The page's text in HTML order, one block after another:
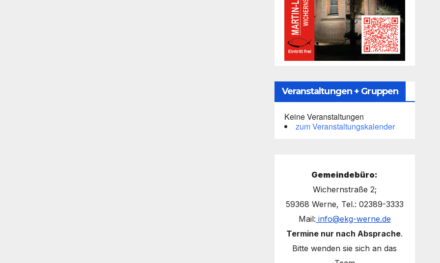
Veranstaltungen + Gruppen
Keine Veranstaltungen
zum Veranstaltungskalender
Gemeindebüro:
Wichernstraße 2;
59368 Werne, Tel.: 02389-3333
Mail: info@ekg-werne.de
Termine nur nach Absprache.
Bitte wenden sie sich an das